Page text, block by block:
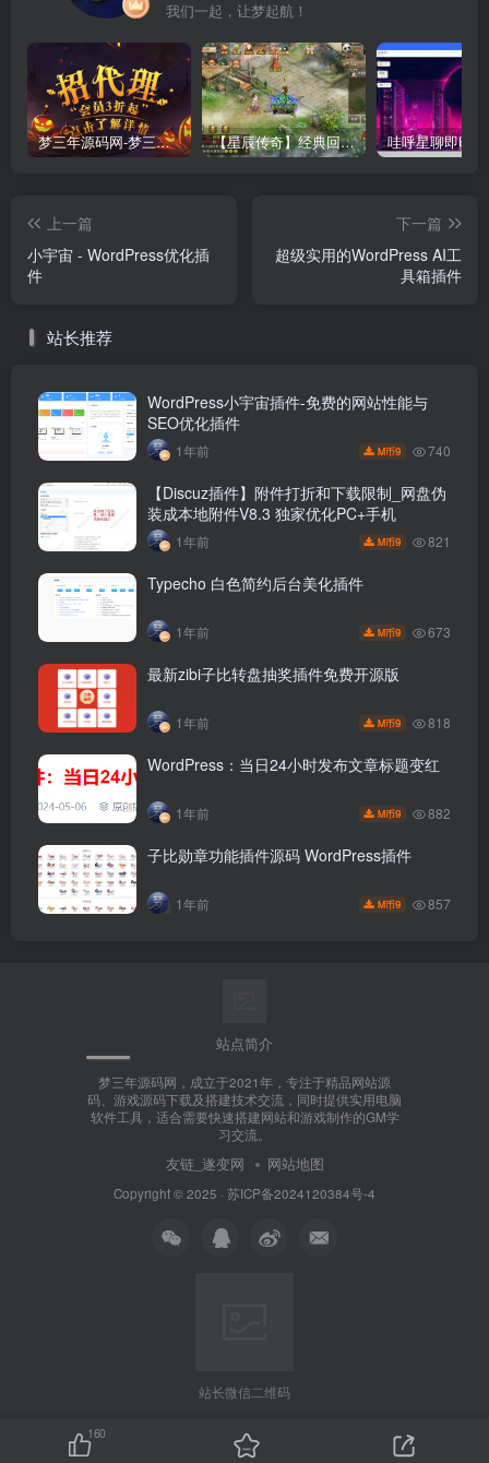
我们一起，让梦起航！
梦三年源码网-梦三年ym会员代理详情 【星辰传奇】经典回合制手游+安卓端+GM工具+详细搭建教程
上一篇
小宇宙 - WordPress优化插
件
下一篇
超级实用的WordPress AI工
具箱插件
站长推荐
WordPress小宇宙插件-免费的网站性能与
SEO优化插件
1年前 M币9 740
【Discuz插件】附件打折和下载限制_网盘伪
装成本地附件V8.3 独家优化PC+手机
1年前 M币9 821
Typecho 白色简约后台美化插件
1年前 M币9 673
最新zibi子比转盘抽奖插件免费开源版
1年前 M币9 818
WordPress：当日24小时发布文章标题变红
1年前 M币9 882
子比勋章功能插件源码 WordPress插件
1年前 M币9 857
站点简介
梦三年源码网，成立于2021年，专注于精品网站源
码、游戏源码下载及搭建技术交流，同时提供实用电脑
软件工具，适合需要快速搭建网站和游戏制作的GM学
习交流。
友链_遂变网 网站地图
Copyright © 2025 · 苏ICP备2024120384号-4
站长微信二维码
160